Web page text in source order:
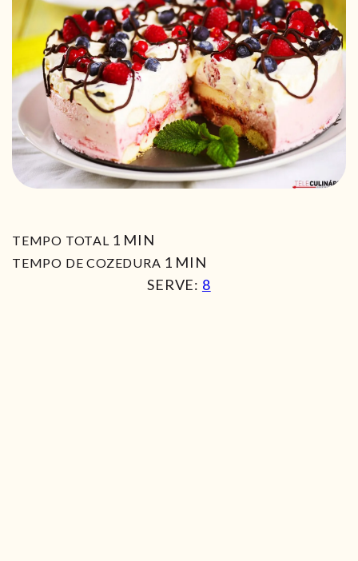
TEMPO TOTAL 1 MIN
MIN
TEMPO DE COZEDURA 1 MIN
MIN
SERVE: 8